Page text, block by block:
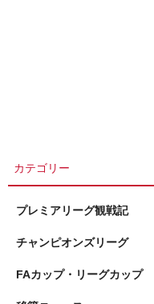
カテゴリー
プレミアリーグ観戦記
チャンピオンズリーグ
FAカップ・リーグカップ